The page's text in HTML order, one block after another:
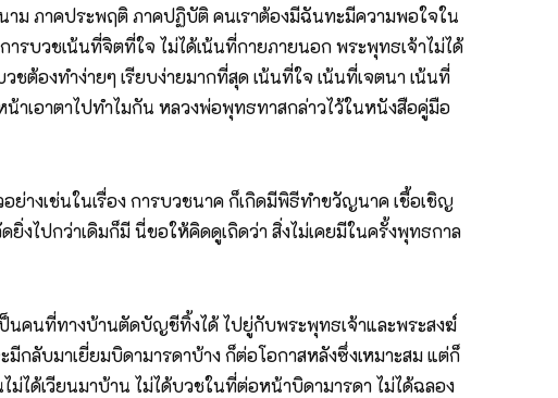
าม ภาคประพฤติ ภาคปฏิบัติ คนเราต้องมีฉันทะมีความพอใจใน
รบวชเน้นที่จิตที่ใจ ไม่ได้เน้นที่กายภายนอก พระพุทธเจ้าไม่ได้
ต้องทำง่ายๆ เรียบง่ายมากที่สุด เน้นที่ใจ เน้นที่เจตนา เน้นที่
าเอาตาไปทำไมกัน หลวงพ่อพุทธทาสกล่าวไว้ในหนังสือคู่มือ
างเช่นในเรื่อง การบวชนาค ก็เกิดมีพิธีทำขวัญนาค เชื้อเชิญ
งไปกว่าเดิมก็มี นี่ขอให้คิดดูเถิดว่า สิ่งไม่เคยมีในครั้งพุทธกาล
นคนที่ทางบ้านตัดบัญชีทิ้งได้ ไปยู่กับพระพุทธเจ้าและพระสงฆ์
ลับมาเยี่ยมบิดามารดาบ้าง ก็ต่อโอกาสหลังซึ่งเหมาะสม แต่ก็
ได้เวียนมาบ้าน ไม่ได้บวชในที่ต่อหน้าบิดามารดา ไม่ได้ฉลอง